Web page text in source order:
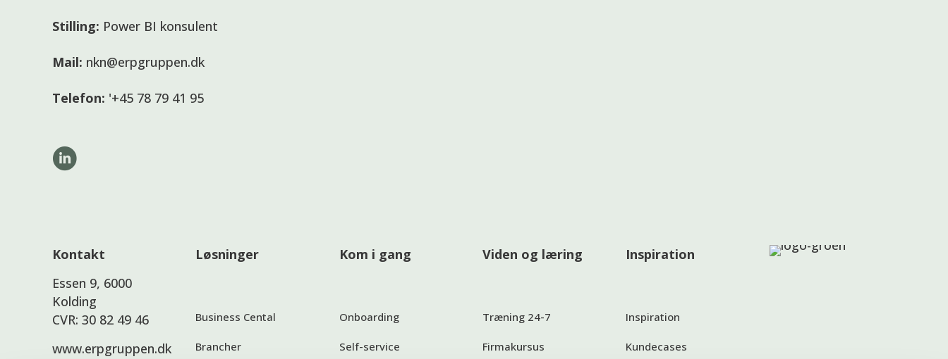
Stilling: Power BI konsulent
Mail: nkn@erpgruppen.dk
Telefon: '+45 78 79 41 95
Kontakt
Essen 9, 6000
Kolding
CVR: 30 82 49 46
www.erpgruppen.dk
Løsninger
Business Cental
Brancher
Kom i gang
Onboarding
Self-service
Viden og læring
Træning 24-7
Firmakursus
Inspiration
Inspiration
Kundecases